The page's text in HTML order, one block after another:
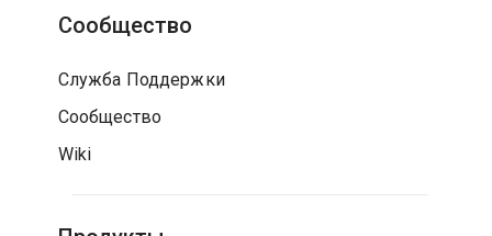
Сообщество
Служба Поддержки
Сообщество
Wiki